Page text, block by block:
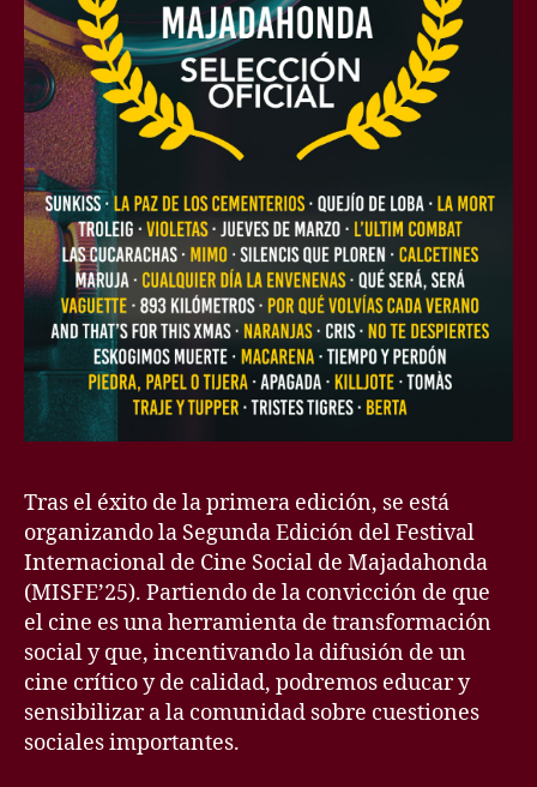
Tras el éxito de la primera edición, se está
organizando la Segunda Edición del Festival
Internacional de Cine Social de Majadahonda
(MISFE’25). Partiendo de la convicción de que
el cine es una herramienta de transformación
social y que, incentivando la difusión de un
cine crítico y de calidad, podremos educar y
sensibilizar a la comunidad sobre cuestiones
sociales importantes.